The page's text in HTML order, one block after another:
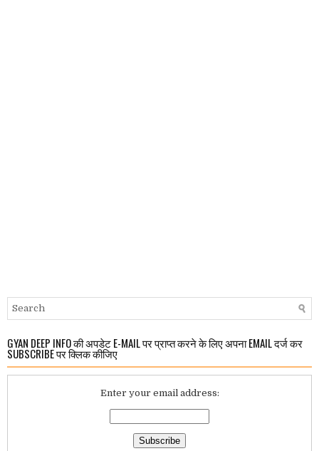
GYAN DEEP INFO की अपडेट E-MAIL पर प्राप्त करने के लिए अपना EMAIL दर्ज कर
SUBSCRIBE पर क्लिक कीजिए
Enter your email address: